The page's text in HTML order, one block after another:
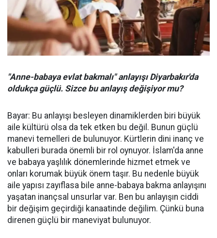
"Anne-babaya evlat bakmalı" anlayışı Diyarbakır'da
oldukça güçlü. Sizce bu anlayış değişiyor mu?
Bayar: Bu anlayışı besleyen dinamiklerden biri büyük
aile kültürü olsa da tek etken bu değil. Bunun güçlü
manevi temelleri de bulunuyor. Kürtlerin dini inanç ve
kabulleri burada önemli bir rol oynuyor. İslam'da anne
ve babaya yaşlılık dönemlerinde hizmet etmek ve
onları korumak büyük önem taşır. Bu nedenle büyük
aile yapısı zayıflasa bile anne-babaya bakma anlayışını
yaşatan inançsal unsurlar var. Ben bu anlayışın ciddi
bir değişim geçirdiği kanaatinde değilim. Çünkü buna
direnen güçlü bir maneviyat bulunuyor.